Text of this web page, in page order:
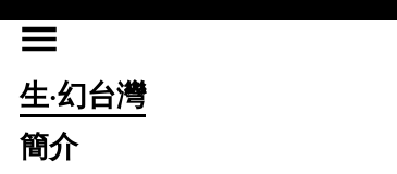
生·幻台灣
簡介